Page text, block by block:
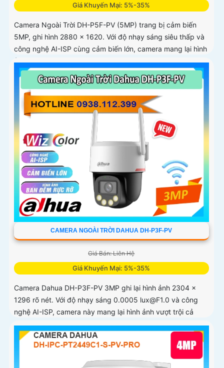
Giá Khuyến Mại: 5%-35%
Camera Ngoài Trời DH-P5F-PV (5MP) trang bị cảm biến
5MP, ghi hình 2880 × 1620. Với độ nhạy sáng siêu thấp và
công nghệ AI-ISP cùng cảm biến lớn, camera mang lại hình
ảnh vượt trội cả ngày lẫn đêm
CAMERA NGOÀI TRỜI DAHUA DH-P3F-PV
Giá Bán: Liên Hệ
Giá Khuyến Mại: 5%-35%
Camera Dahua DH-P3F-PV 3MP ghi lại hình ảnh 2304 ×
1296 rõ nét. Với độ nhạy sáng 0.0005 lux@F1.0 và công
nghệ AI-ISP, camera này mang lại hình ảnh vượt trội cả
ngày lẫn đêm